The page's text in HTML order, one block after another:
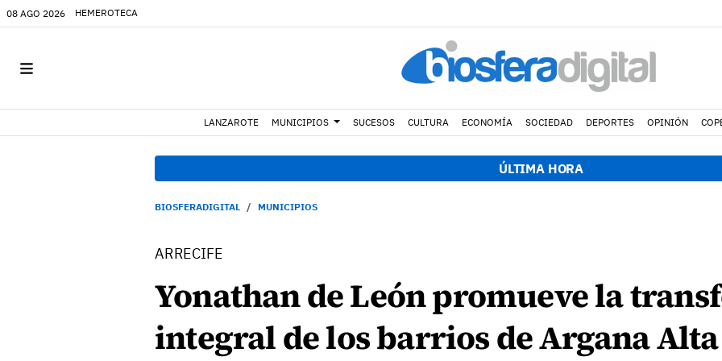
08 AGO 2026 HEMEROTECA
LANZAROTE MUNICIPIOS SUCESOS CULTURA ECONOMÍA SOCIEDAD DEPORTES OPINIÓN
ÚLTIMA HORA
BIOSFERADIGITAL MUNICIPIOS
ARRECIFE
Yonathan de León promueve la
integral de los barrios de Argana